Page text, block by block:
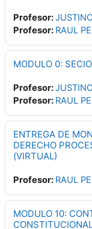
Profesor:
Profesor: RAUL
MODULO 0:
Profesor:
Profesor: RAUL
ENTREGA DE
DERECHO
(VIRTUAL)
Profesor: RAUL
MODULO 10: